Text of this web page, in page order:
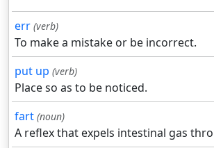
err (verb)
To make a mistake or be incorrect.
put up (verb)
Place so as to be noticed.
fart (noun)
A reflex that expels intestinal gas